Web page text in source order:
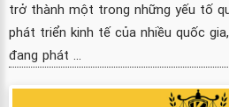
trở thành một trong những yếu tố
phát triển kinh tế của nhiều quốc
đang phát ...